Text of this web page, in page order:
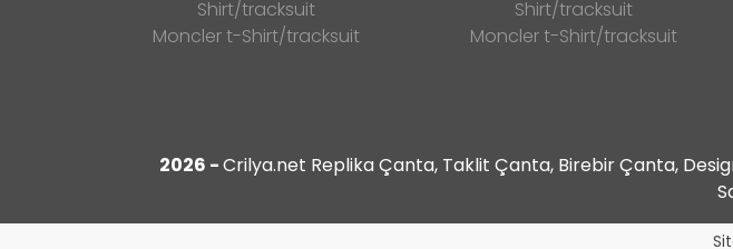
Shirt/tracksuit
Moncler t-Shirt/tracksuit
Shirt/tracksuit
Moncler t-Shirt/tracksuit
2026 -Crilya.net Replika Çanta, Taklit Çanta, Birebir Çanta,